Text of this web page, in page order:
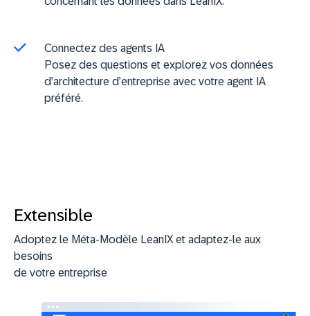
Connectez des agents IA
Posez des questions et explorez vos données
d’architecture d’entreprise avec votre agent IA
préféré.
Extensible
Adoptez le Méta-Modèle LeanIX et adaptez-le aux
besoins
de votre entreprise